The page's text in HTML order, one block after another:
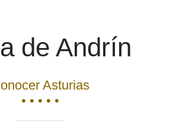
de Andrín
Asturias
• • • • •